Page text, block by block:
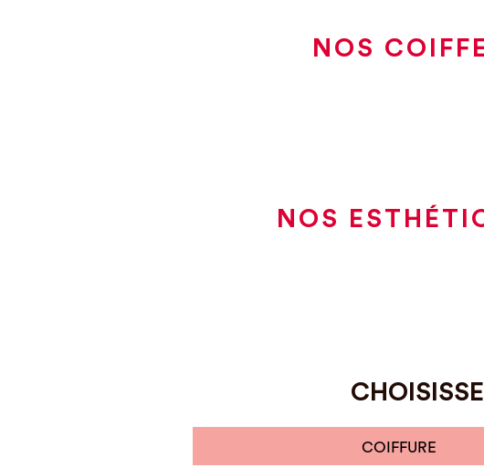
NOS
NOS
COIFFURE